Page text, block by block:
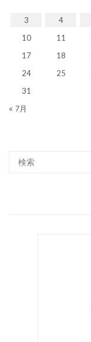
3
4
10
11
17
18
24
25
31
« 7月